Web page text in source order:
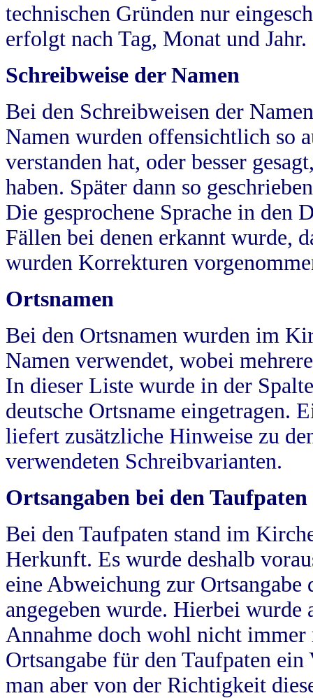
technischen Gründen nur
erfolgt nach Tag, Monat und Jahr.
Schreibweise der Namen
Bei den Schreibweisen der
Namen wurden offensichtlich so
verstanden hat, oder besser
haben. Später dann so
Die gesprochene Sprache in
Fällen bei denen erkannt wurde,
wurden Korrekturen
Ortsnamen
Bei den Ortsnamen wurden im
Namen verwendet, wobei
In dieser Liste wurde in der
deutsche Ortsname eingetragen.
liefert zusätzliche Hinweise zu
verwendeten Schreibvarianten.
Ortsangaben bei den Taufpaten
Bei den Taufpaten stand im
Herkunft. Es wurde deshalb
eine Abweichung zur
angegeben wurde. Hierbei wurde
Annahme doch wohl nicht
Ortsangabe für den Taufpaten
man aber von der Richtigkeit